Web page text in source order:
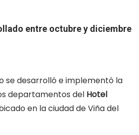
entre octubre y diciembre
se desarrolló e implementó la
departamentos del Hotel
en la ciudad de Viña del